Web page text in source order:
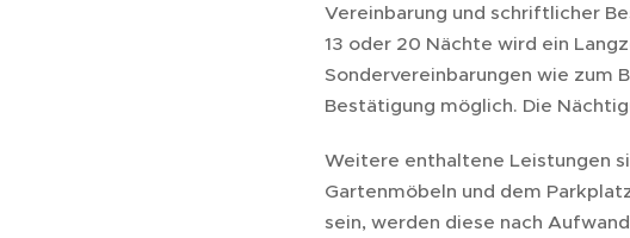
Vereinbarung und schriftlicher
13 oder 20 Nächte wird ein
Sondervereinbarungen wie zum
Bestätigung möglich. Die
Weitere enthaltene Leistungen
Gartenmöbeln und dem
sein, werden diese nach